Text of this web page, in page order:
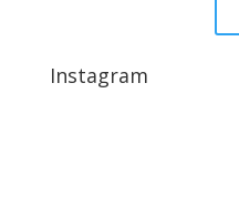
Instagram